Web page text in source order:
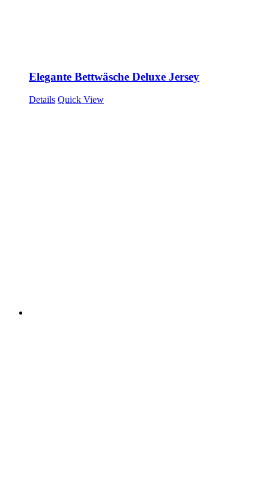
Elegante Bettwäsche Deluxe Jersey
Details Quick View